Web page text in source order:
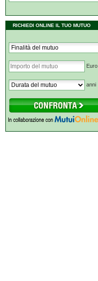
RICHIEDI ONLINE IL TUO MUTUO
Euro
anni